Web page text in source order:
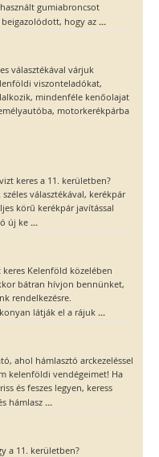
gumiabroncsot
hogy az ...
választékával várjuk
viszonteladókat,
mindenféle kenőolajat
motorkerékpárba
keres a 11. kerületben?
választékával, kerékpár
körű kerékpár javítással
új ke ...
keres Kelenföld közelében
bátran hívjon bennünket,
rendelkezésre.
látják el a rájuk ...
ahol hámlasztó arckezeléssel
kelenföldi vendégeimet! Ha
és feszes legyen, keress
hámlasz ...
a 11. kerületben?